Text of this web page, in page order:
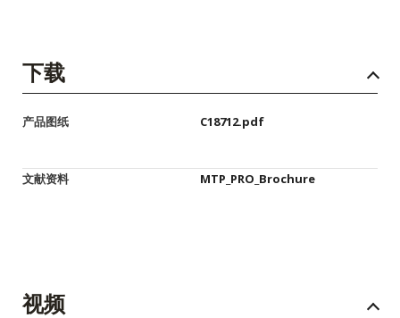
下载
产品图纸 C18712.pdf
文献资料 MTP_PRO_Brochure
视频